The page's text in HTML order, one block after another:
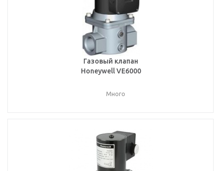
Газовый клапан
Honeywell VE6000
Много